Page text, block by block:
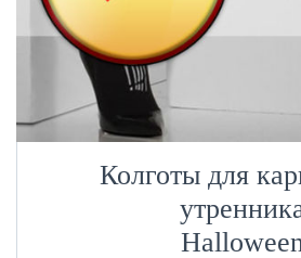
Колготы для